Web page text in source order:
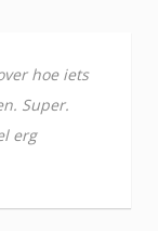
hoe iets
Super.
erg